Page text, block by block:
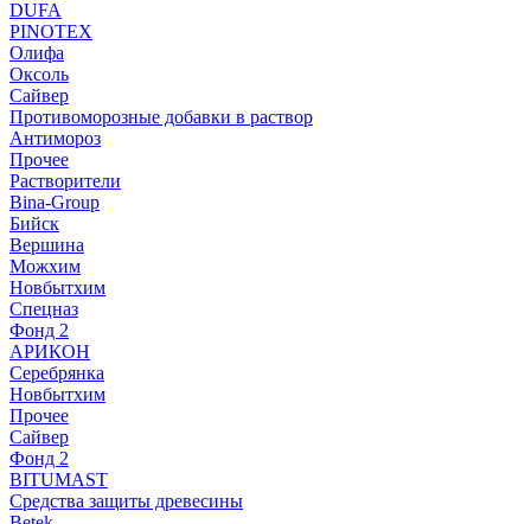
DUFA
PINOTEX
Олифа
Оксоль
Сайвер
Противоморозные добавки в раствор
Антимороз
Прочее
Растворители
Bina-Group
Бийск
Вершина
Можхим
Новбытхим
Спецназ
Фонд 2
АРИКОН
Серебрянка
Новбытхим
Прочее
Сайвер
Фонд 2
BITUMAST
Средства защиты древесины